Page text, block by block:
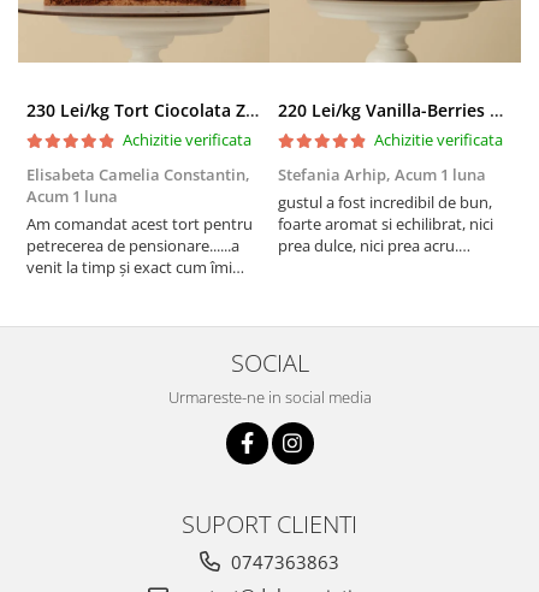
230 Lei/kg Tort Ciocolata Zmeura
Achizitie verificata
Elisabeta Camelia Constantin,
Acum 1 luna
Am comandat acest tort pentru
petrecerea de pensionare......a
venit la timp și exact cum îmi
echipei, felicitări pentru tot ceea
ce faceți! A fost apreciat și lăudat
220 Lei/kg Vanilla-Berries Paradise
Achizitie verificata
Stefania Arhip, Acum 1 luna
gustul a fost incredibil de bun,
foarte aromat si echilibrat, nici
prea dulce, nici prea acru.
poza de inspiratie. multe
multumiri
SOCIAL
Urmareste-ne in social media
SUPORT CLIENTI
0747363863